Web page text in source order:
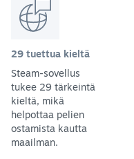
29 tuettua kieltä
Steam-sovellus
tukee 29 tärkeintä
kieltä, mikä
helpottaa pelien
ostamista kautta
maailman.